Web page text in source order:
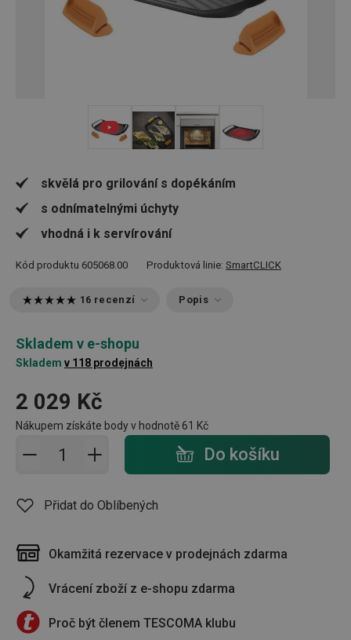
skvělá pro grilování s dopékáním
s odnímatelnými úchyty
vhodná i k servírování
Kód produktu 605068.00 Produktová linie: SmartCLICK
16 recenzí Popis
Skladem v e-shopu
Skladem v 118 prodejnách
2 029 Kč
Nákupem získáte body v hodnotě61 Kč
Přidat do košíku - počet Do košíku
Přidat do Oblíbených
Okamžitá rezervace v prodejnách zdarma
Vrácení zboží z e-shopu zdarma
Proč být členem TESCOMA klubu